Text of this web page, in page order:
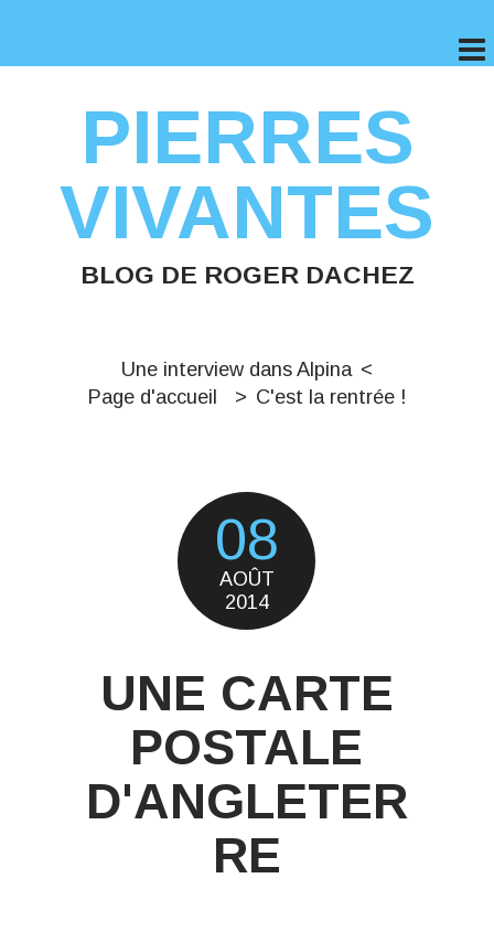
PIERRES
VIVANTES
BLOG DE ROGER DACHEZ
Une interview dans Alpina
Page d'accueil
C'est la rentrée !
08
AOÛT
2014
UNE CARTE
POSTALE
D'ANGLETER
RE